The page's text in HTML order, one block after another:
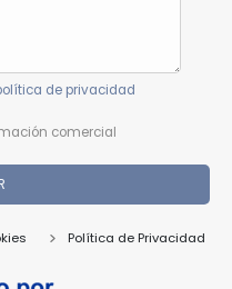
de privacidad
comercial
Política de Privacidad